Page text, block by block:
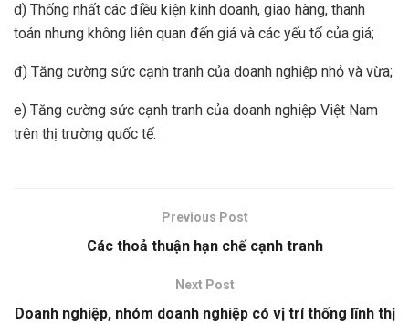
d) Thống nhất các điều kiện kinh doanh, giao hàng, thanh
toán nhưng không liên quan đến giá và các yếu tố của giá;
đ) Tăng cường sức cạnh tranh của doanh nghiệp nhỏ và vừa;
e) Tăng cường sức cạnh tranh của doanh nghiệp Việt Nam
trên thị trường quốc tế.
Previous Post
Các thoả thuận hạn chế cạnh tranh
Next Post
Doanh nghiệp, nhóm doanh nghiệp có vị trí thống lĩnh thị